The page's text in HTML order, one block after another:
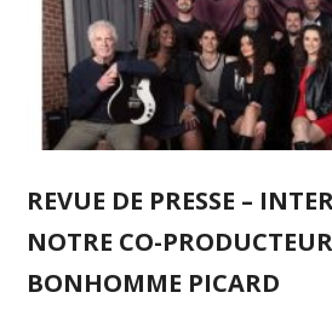
REVUE DE PRESSE –
NOTRE CO-
BONHOMME PICARD